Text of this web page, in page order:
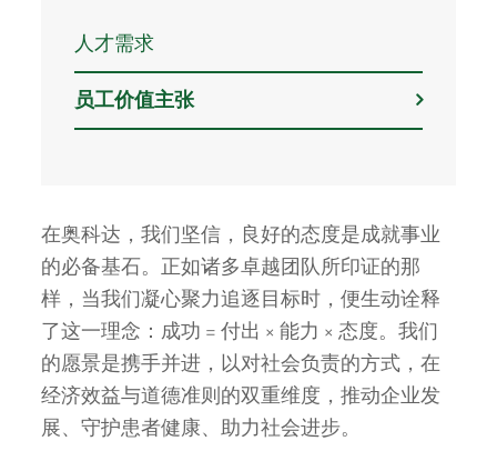
人才需求
员工价值主张
在奥科达，我们坚信，良好的态度是成就事业
的必备基石。正如诸多卓越团队所印证的那
样，当我们凝心聚力追逐目标时，便生动诠释
了这一理念：成功 = 付出 × 能力 × 态度。我们
的愿景是携手并进，以对社会负责的方式，在
经济效益与道德准则的双重维度，推动企业发
展、守护患者健康、助力社会进步。